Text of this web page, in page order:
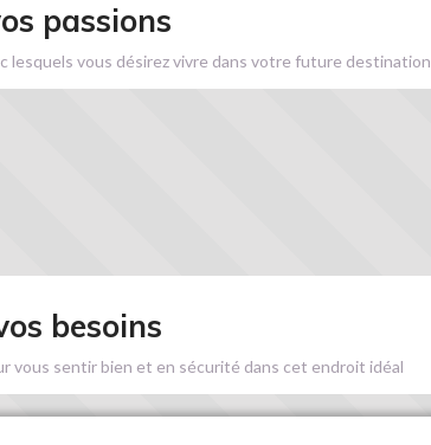
passions
lesquels vous désirez vivre dans votre future destination
besoins
vous sentir bien et en sécurité dans cet endroit idéal